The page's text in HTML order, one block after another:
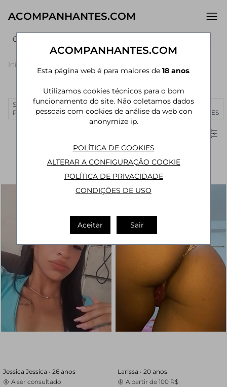
ACOMPANHANTES.COM
Início
SÃO
PAULO
RIO DE
JANEIRO
CURITIBA MANAUS
JOÃO
PESSOA
MAIS
CIDADES
Jessica Jessica • 26 anos
A ser consultado
Larissa • 20 anos
A partir de 100 R$
ACOMPANHANTES.COM
Esta página web é para maiores de 18 anos.
Utilizamos cookies técnicos para o bom
funcionamento do site. Não coletamos dados
pessoais com cookies de análise da web con
anonymize ip.
POLÍTICA DE COOKIES
ALTERAR A CONFIGURAÇÃO COOKIE
POLÍTICA DE PRIVACIDADE
CONDIÇÕES DE USO
Aceitar Sair